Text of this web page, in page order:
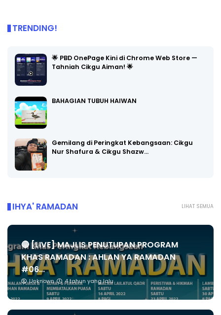
TRENDING!
🌟 PBD OnePage Kini di Chrome Web Store —
Tahniah Cikgu Aiman! 🌟
BAHAGIAN TUBUH HAIWAN
Gemilang di Peringkat Kebangsaan: Cikgu
Nur Shafura & Cikgu Shazw…
LIHAT SEMUA
IHYA' RAMADAN
🔴 [LIVE] MAJLIS PENUTUPAN PROGRAM
KHAS RAMADAN : AHLAN YA RAMADAN
#06...
Unknown 4 tahun yang lalu